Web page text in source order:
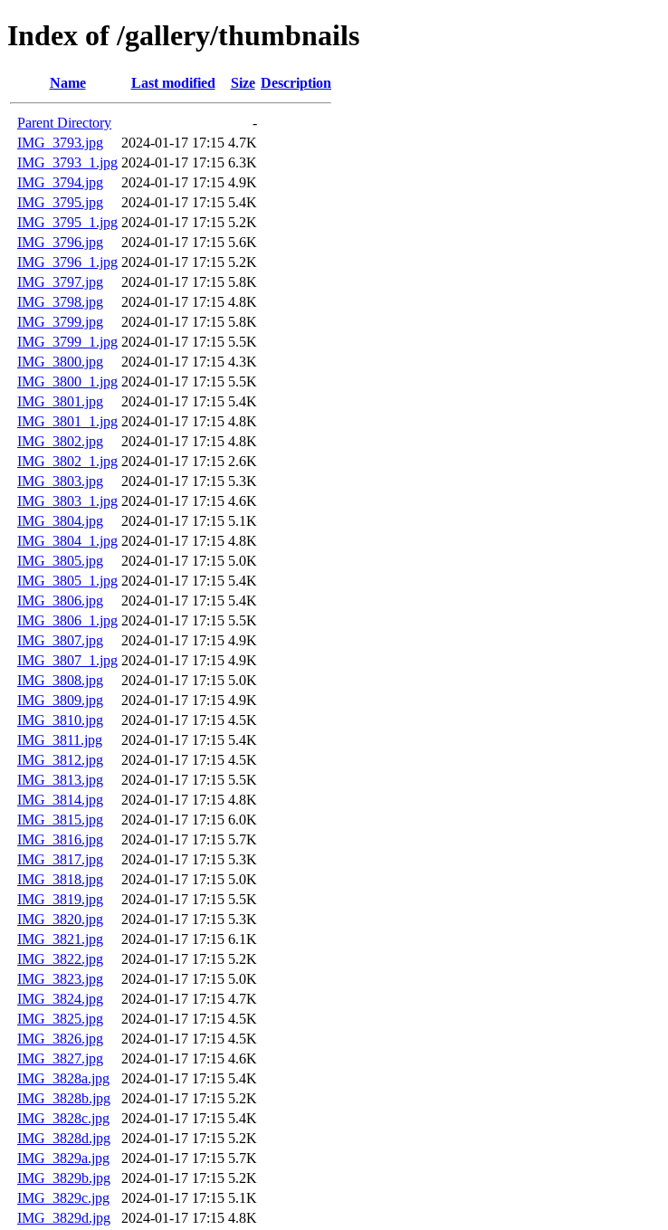
Index of /gallery/thumbnails
Name Last modified Size Description
Parent Directory
-
IMG_3793.jpg
2024-01-17 17:15 4.7K
IMG_3793_1.jpg 2024-01-17 17:15 6.3K
IMG_3794.jpg
2024-01-17 17:15 4.9K
IMG_3795.jpg
2024-01-17 17:15 5.4K
IMG_3795_1.jpg 2024-01-17 17:15 5.2K
IMG_3796.jpg
2024-01-17 17:15 5.6K
IMG_3796_1.jpg 2024-01-17 17:15 5.2K
IMG_3797.jpg
2024-01-17 17:15 5.8K
IMG_3798.jpg
2024-01-17 17:15 4.8K
IMG_3799.jpg
2024-01-17 17:15 5.8K
IMG_3799_1.jpg 2024-01-17 17:15 5.5K
IMG_3800.jpg
2024-01-17 17:15 4.3K
IMG_3800_1.jpg 2024-01-17 17:15 5.5K
IMG_3801.jpg
2024-01-17 17:15 5.4K
IMG_3801_1.jpg 2024-01-17 17:15 4.8K
IMG_3802.jpg
2024-01-17 17:15 4.8K
IMG_3802_1.jpg 2024-01-17 17:15 2.6K
IMG_3803.jpg
2024-01-17 17:15 5.3K
IMG_3803_1.jpg 2024-01-17 17:15 4.6K
IMG_3804.jpg
2024-01-17 17:15 5.1K
IMG_3804_1.jpg 2024-01-17 17:15 4.8K
IMG_3805.jpg
2024-01-17 17:15 5.0K
IMG_3805_1.jpg 2024-01-17 17:15 5.4K
IMG_3806.jpg
2024-01-17 17:15 5.4K
IMG_3806_1.jpg 2024-01-17 17:15 5.5K
IMG_3807.jpg
2024-01-17 17:15 4.9K
IMG_3807_1.jpg 2024-01-17 17:15 4.9K
IMG_3808.jpg
2024-01-17 17:15 5.0K
IMG_3809.jpg
2024-01-17 17:15 4.9K
IMG_3810.jpg
2024-01-17 17:15 4.5K
IMG_3811.jpg
2024-01-17 17:15 5.4K
IMG_3812.jpg
2024-01-17 17:15 4.5K
IMG_3813.jpg
2024-01-17 17:15 5.5K
IMG_3814.jpg
2024-01-17 17:15 4.8K
IMG_3815.jpg
2024-01-17 17:15 6.0K
IMG_3816.jpg
2024-01-17 17:15 5.7K
IMG_3817.jpg
2024-01-17 17:15 5.3K
IMG_3818.jpg
2024-01-17 17:15 5.0K
IMG_3819.jpg
2024-01-17 17:15 5.5K
IMG_3820.jpg
2024-01-17 17:15 5.3K
IMG_3821.jpg
2024-01-17 17:15 6.1K
IMG_3822.jpg
2024-01-17 17:15 5.2K
IMG_3823.jpg
2024-01-17 17:15 5.0K
IMG_3824.jpg
2024-01-17 17:15 4.7K
IMG_3825.jpg
2024-01-17 17:15 4.5K
IMG_3826.jpg
2024-01-17 17:15 4.5K
IMG_3827.jpg
2024-01-17 17:15 4.6K
IMG_3828a.jpg
2024-01-17 17:15 5.4K
IMG_3828b.jpg
2024-01-17 17:15 5.2K
IMG_3828c.jpg
2024-01-17 17:15 5.4K
IMG_3828d.jpg
2024-01-17 17:15 5.2K
IMG_3829a.jpg
2024-01-17 17:15 5.7K
IMG_3829b.jpg
2024-01-17 17:15 5.2K
IMG_3829c.jpg
2024-01-17 17:15 5.1K
IMG_3829d.jpg
2024-01-17 17:15 4.8K